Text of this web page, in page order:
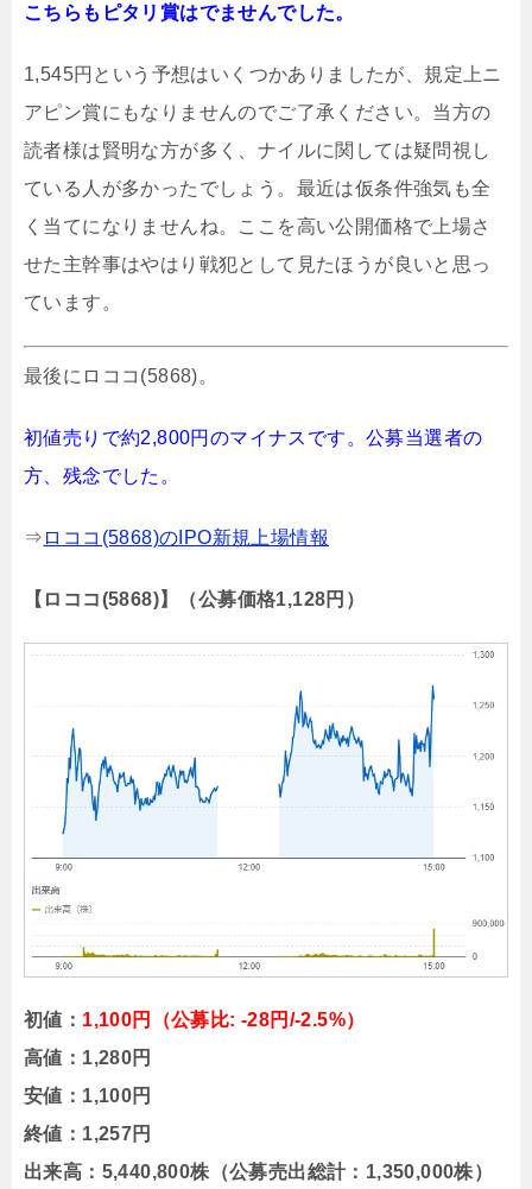
こちらもピタリ賞はでませんでした。
1,545円という予想はいくつかありましたが、規定上ニ
アピン賞にもなりませんのでご了承ください。当方の
読者様は賢明な方が多く、ナイルに関しては疑問視し
ている人が多かったでしょう。最近は仮条件強気も全
く当てになりませんね。ここを高い公開価格で上場さ
せた主幹事はやはり戦犯として見たほうが良いと思っ
ています。
最後にロココ(5868)。
初値売りで約2,800円のマイナスです。公募当選者の
方、残念でした。
⇒ ロココ(5868)のIPO新規上場情報
【ロココ(5868)】（公募価格1,128円）
初値： 1,100円（公募比: -28円/-2.5%）
高値：1,280円
安値：1,100円
終値：1,257円
出来高：5,440,800株（公募売出総計：1,350,000株）